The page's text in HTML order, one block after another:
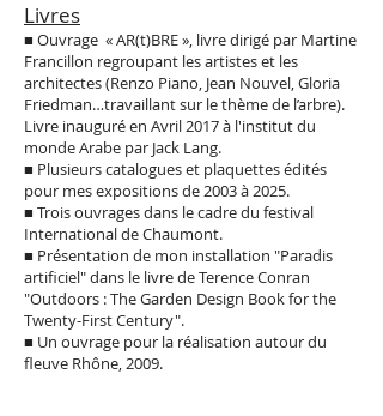
Livres
■ Ouvrage « AR(t)BRE », livre dirigé par Martine
Francillon regroupant les artistes et les
architectes (Renzo Piano, Jean Nouvel, Gloria
Friedman…travaillant sur le thème de l’arbre).
Livre inauguré en Avril 2017 à l'institut du
monde Arabe par Jack Lang.
■ Plusieurs catalogues et plaquettes édités
pour mes expositions de 2003 à 2025.
■ Trois ouvrages dans le cadre du festival
International de Chaumont.
■ Présentation de mon installation "Paradis
artificiel" dans le livre de Terence Conran
"Outdoors : The Garden Design Book for the
Twenty-First Century".
■ Un ouvrage pour la réalisation autour du
fleuve Rhône, 2009.